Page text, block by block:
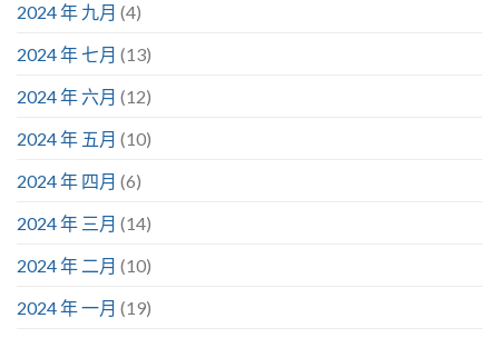
2024 年 九月 (4)
2024 年 七月 (13)
2024 年 六月 (12)
2024 年 五月 (10)
2024 年 四月 (6)
2024 年 三月 (14)
2024 年 二月 (10)
2024 年 一月 (19)